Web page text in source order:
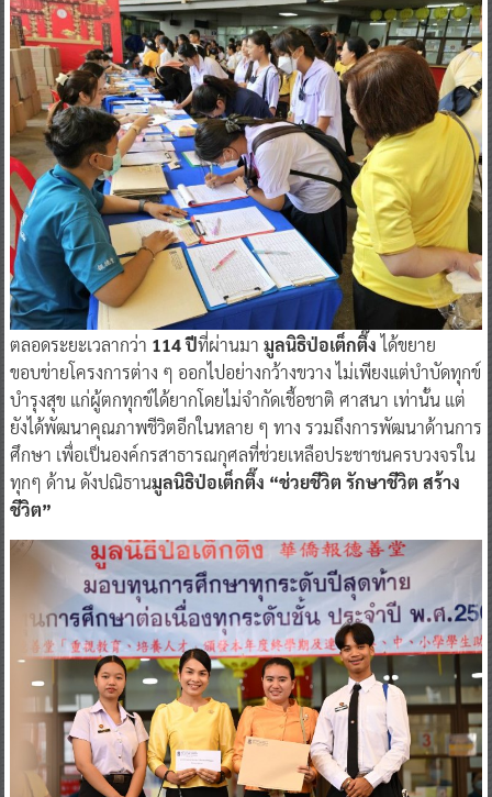
ตลอดระยะเวลากว่า 114 ปีที่ผ่านมา มูลนิธิป่อเต็กตึ๊งได้ขยาย
ขอบข่ายโครงการต่าง ๆ ออกไปอย่างกว้างขวาง ไม่เพียงแต่บำบัดทุกข์
บำรุงสุข แก่ผู้ตกทุกข์ได้ยากโดยไม่จำกัดเชื้อชาติ ศาสนา เท่านั้น แต่
ยังได้พัฒนาคุณภาพชีวิตอีกในหลาย ๆ ทาง รวมถึงการพัฒนาด้านการ
ศึกษา เพื่อเป็นองค์กรสาธารณกุศลที่ช่วยเหลือประชาชนครบวงจรใน
ทุกๆ ด้าน ดังปณิธานมูลนิธิป่อเต็กตึ๊ง “ช่วยชีวิต รักษาชีวิต สร้าง
ชีวิต”